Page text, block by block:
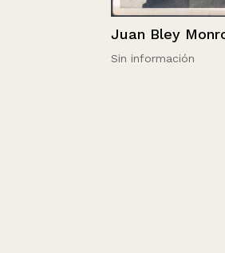
Juan Bley Monroy.
Sin información